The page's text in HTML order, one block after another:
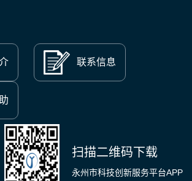
联系信息
扫描二维码下载
永州市科技创新服务平台APP